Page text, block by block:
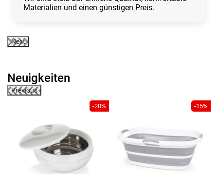
Materialien und einen günstigen Preis.
Next
Neuigkeiten
Previous
-20% -15%